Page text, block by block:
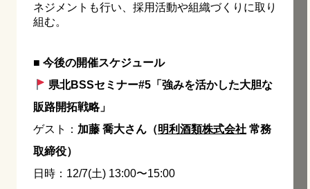
ネジメントも行い、採用活動や組織づくりに取り
組む。
■ 今後の開催スケジュール
県北BSSセミナー#5「強みを活かした大胆な
販路開拓戦略」
ゲスト： 加藤 喬大さん（明利酒類株式会社 常務
取締役）
日時：12/7(土) 13:00〜15:00